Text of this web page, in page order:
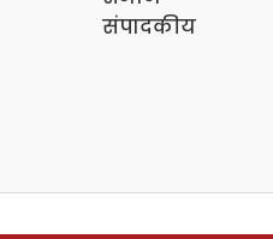
संपादकीय